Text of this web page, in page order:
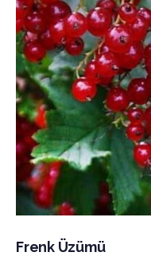
Frenk Üzümü